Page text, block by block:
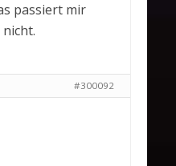
passiert mir
#300092